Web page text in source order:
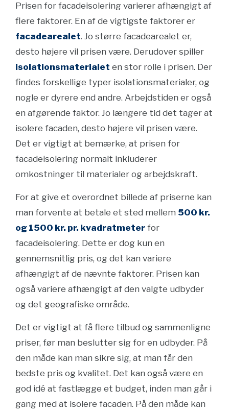
Prisen for facadeisolering varierer afhængigt af
flere faktorer. En af de vigtigste faktorer er
facadearealet. Jo større facadearealet er,
desto højere vil prisen være. Derudover spiller
isolationsmaterialet en stor rolle i prisen. Der
findes forskellige typer isolationsmaterialer, og
nogle er dyrere end andre. Arbejdstiden er også
en afgørende faktor. Jo længere tid det tager at
isolere facaden, desto højere vil prisen være.
Det er vigtigt at bemærke, at prisen for
facadeisolering normalt inkluderer
omkostninger til materialer og arbejdskraft.
For at give et overordnet billede af priserne kan
man forvente at betale et sted mellem 500 kr.
og 1500 kr. pr. kvadratmeter for
facadeisolering. Dette er dog kun en
gennemsnitlig pris, og det kan variere
afhængigt af de nævnte faktorer. Prisen kan
også variere afhængigt af den valgte udbyder
og det geografiske område.
Det er vigtigt at få flere tilbud og sammenligne
priser, før man beslutter sig for en udbyder. På
den måde kan man sikre sig, at man får den
bedste pris og kvalitet. Det kan også være en
god idé at fastlægge et budget, inden man går i
gang med at isolere facaden. På den måde kan